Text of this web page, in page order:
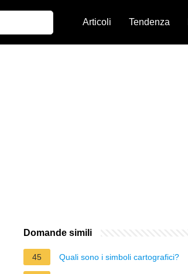
Articoli Tendenza
Domande simili
45 Quali sono i simboli cartografici?